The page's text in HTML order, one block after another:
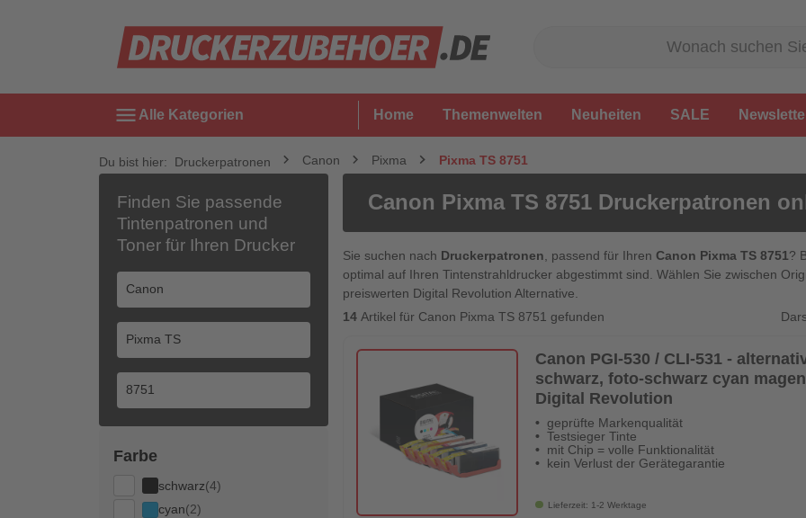
menu Alle Kategorien Home Themenwelten Neuheiten SALE
Du bist hier: Druckerpatronen Canon Pixma Pixma TS 8751
Finden Sie passende
Tintenpatronen und
Toner für Ihren Drucker
Farbe
schwarz(4)
cyan(2)
Canon Pixma TS 8751 Druckerpatronen
Sie suchen nach Druckerpatronen , passend für Ihren Canon Pixma TS 8751?
optimal auf Ihren Tintenstrahldrucker abgestimmt sind. Wählen Sie zwischen
preiswerten Digital Revolution Alternative.
14 Artikel für Canon Pixma TS 8751 gefunden
Canon PGI-530 / CLI-531 -
schwarz, foto-schwarz cyan
Digital Revolution
geprüfte Markenqualität
Testsieger Tinte
mit Chip = volle Funktionalität
kein Verlust der Gerätegarantie
Lieferzeit: 1-2 Werktage